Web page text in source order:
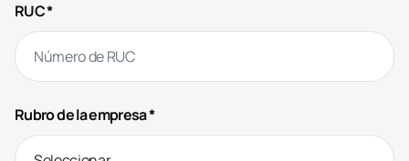
RUC *
Rubro de la empresa *